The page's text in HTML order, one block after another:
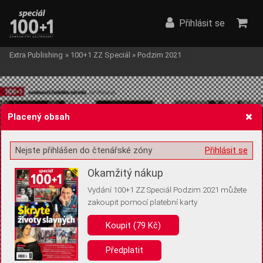
Žádost o souhlas s ukládáním volitelných informací
Pro základní fungování webu nepotřebujeme ukládat žádné informace
(tzv. cookies apod.). Rádi bychom vás ale požádali o souhlas s
uložením volitelných informací:
Anonymní unikátní ID
Přihlásit se
Extra Publishing » 100+1 ZZ Speciál » Podzim 2021
Placený obsah
Přihlásit se
Nejste přihlášen do čtenářské zóny
Okamžitý nákup
Vydání 100+1 ZZ Speciál Podzim 2021 můžete
zakoupit pomocí platební karty
Koupit (79 Kč)
Předplatit